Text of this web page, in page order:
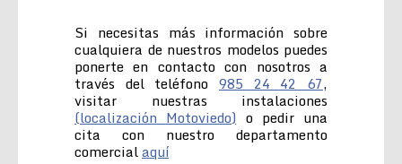
Si necesitas más información sobre
cualquiera de nuestros modelos puedes
ponerte en contacto con nosotros a
través del teléfono 985 24 42 67,
visitar nuestras instalaciones
(localización Motoviedo) o pedir una
cita con nuestro departamento
comercialaquí